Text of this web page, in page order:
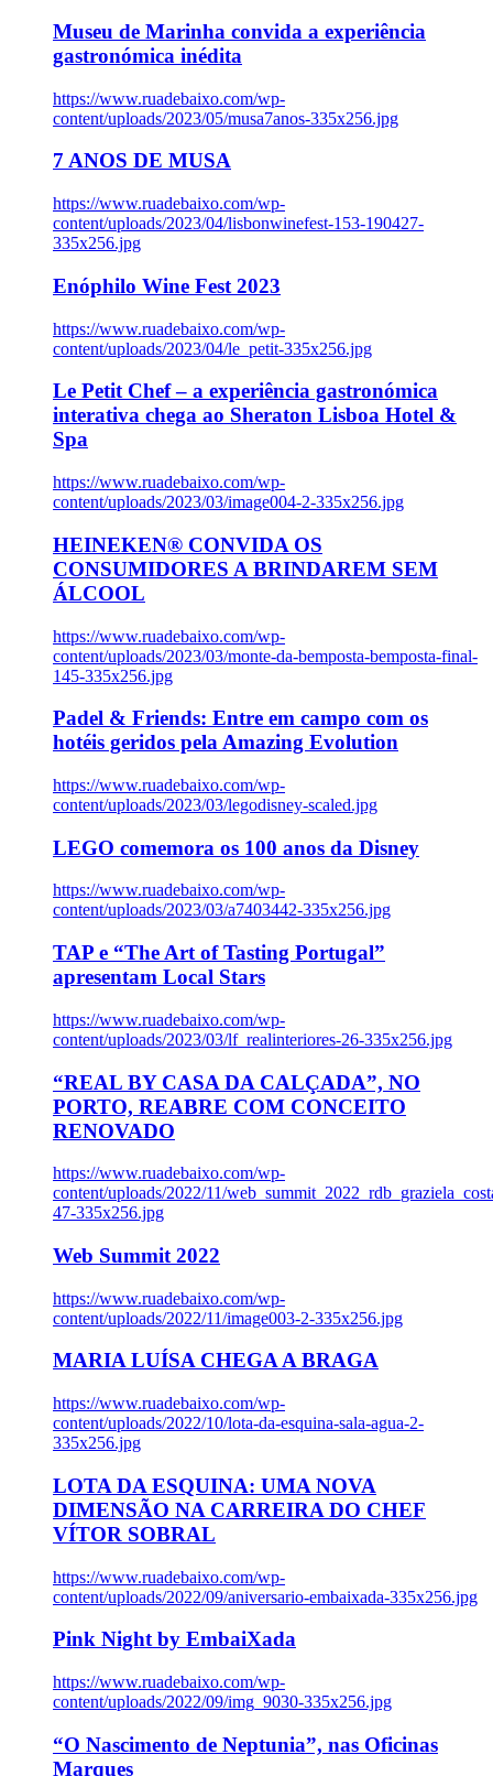
Museu de Marinha convida a experiência
gastronómica inédita
https://www.ruadebaixo.com/wp-
content/uploads/2023/05/musa7anos-335x256.jpg
7 ANOS DE MUSA
https://www.ruadebaixo.com/wp-
content/uploads/2023/04/lisbonwinefest-153-190427-
335x256.jpg
Enóphilo Wine Fest 2023
https://www.ruadebaixo.com/wp-
content/uploads/2023/04/le_petit-335x256.jpg
Le Petit Chef – a experiência gastronómica
interativa chega ao Sheraton Lisboa Hotel &
Spa
https://www.ruadebaixo.com/wp-
content/uploads/2023/03/image004-2-335x256.jpg
HEINEKEN® CONVIDA OS
CONSUMIDORES A BRINDAREM SEM
ÁLCOOL
https://www.ruadebaixo.com/wp-
content/uploads/2023/03/monte-da-bemposta-bemposta-final-
145-335x256.jpg
Padel & Friends: Entre em campo com os
hotéis geridos pela Amazing Evolution
https://www.ruadebaixo.com/wp-
content/uploads/2023/03/legodisney-scaled.jpg
LEGO comemora os 100 anos da Disney
https://www.ruadebaixo.com/wp-
content/uploads/2023/03/a7403442-335x256.jpg
TAP e “The Art of Tasting Portugal”
apresentam Local Stars
https://www.ruadebaixo.com/wp-
content/uploads/2023/03/lf_realinteriores-26-335x256.jpg
“REAL BY CASA DA CALÇADA”, NO
PORTO, REABRE COM CONCEITO
RENOVADO
https://www.ruadebaixo.com/wp-
content/uploads/2022/11/
47-335x256.jpg
Web Summit 2022
https://www.ruadebaixo.com/wp-
content/uploads/2022/11/image003-2-335x256.jpg
MARIA LUÍSA CHEGA A BRAGA
https://www.ruadebaixo.com/wp-
content/uploads/2022/10/lota-da-esquina-sala-agua-2-
335x256.jpg
LOTA DA ESQUINA: UMA NOVA
DIMENSÃO NA CARREIRA DO CHEF
VÍTOR SOBRAL
https://www.ruadebaixo.com/wp-
content/uploads/2022/09/aniversario-embaixada-335x256.jpg
Pink Night by EmbaiXada
https://www.ruadebaixo.com/wp-
content/uploads/2022/09/img_9030-335x256.jpg
“O Nascimento de Neptunia”, nas Oficinas
Marques